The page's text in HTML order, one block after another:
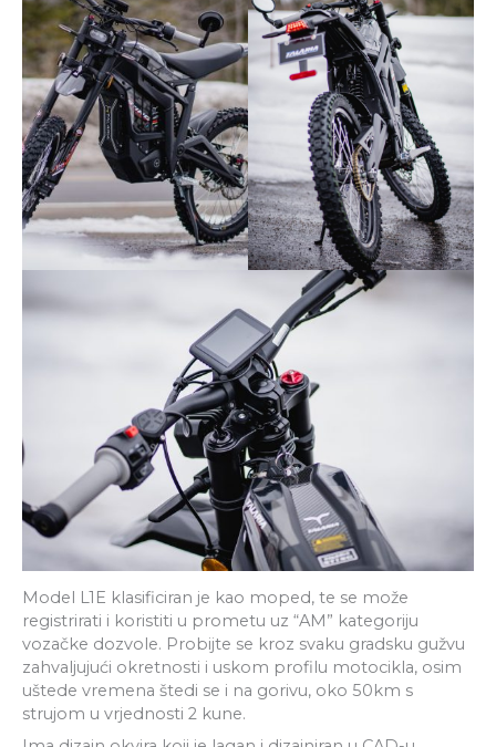
Model L1E klasificiran je kao moped, te se može
registrirati i koristiti u prometu uz “AM” kategoriju
vozačke dozvole. Probijte se kroz svaku gradsku gužvu
zahvaljujući okretnosti i uskom profilu motocikla, osim
uštede vremena štedi se i na gorivu, oko 50km s
strujom u vrjednosti 2 kune.